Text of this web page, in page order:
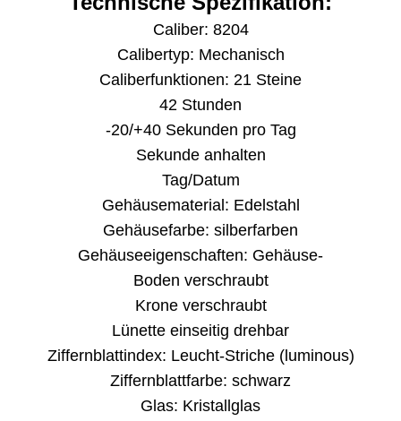
Caliber: 8204
Calibertyp: Mechanisch
Caliberfunktionen: 21 Steine
42 Stunden
-20/+40 Sekunden pro Tag
Sekunde anhalten
Tag/Datum
Gehäusematerial: Edelstahl
Gehäusefarbe: silberfarben
Gehäuseeigenschaften: Gehäuse-
Boden verschraubt
Krone verschraubt
Lünette einseitig drehbar
Ziffernblattindex: Leucht-Striche (luminous)
Ziffernblattfarbe: schwarz
Glas: Kristallglas